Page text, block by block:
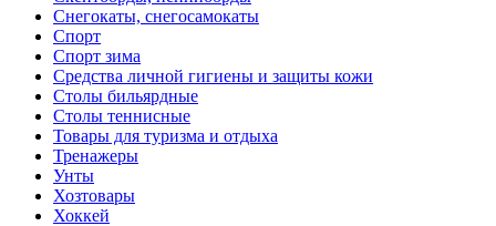
Снегокаты, снегосамокаты
Спорт
Спорт зима
Средства личной гигиены и защиты кожи
Столы бильярдные
Столы теннисные
Товары для туризма и отдыха
Тренажеры
Унты
Хозтовары
Хоккей